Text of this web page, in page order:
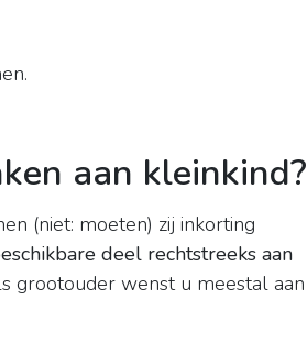
aan kleinkind?
(niet: moeten) zij inkorting
deel rechtstreeks aan
grootouder wenst u meestal aan